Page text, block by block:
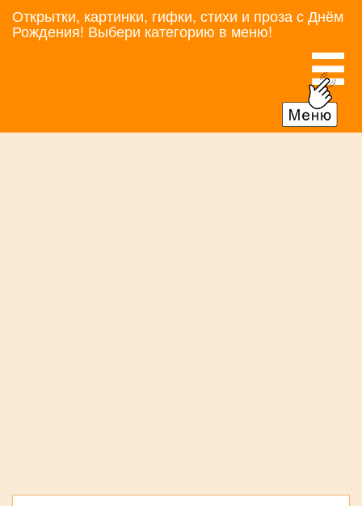
Открытки, картинки, гифки, стихи и проза с Днём
Рождения! Выбери категорию в меню!